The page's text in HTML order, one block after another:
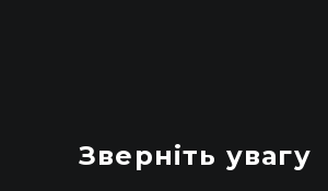
Зверніть увагу